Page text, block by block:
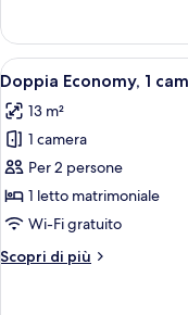
2
letti
singoli,
non
fumatori
Basic
con
2
letti
singoli,
2
letti
singoli,
non
fumatori
Apri
tutte
le
foto
per
Doppia
Economy,
camera
7
Doppia Economy, 1
13 m²
1 camera
Per 2 persone
1 letto matrimoniale
Wi-Fi gratuito
Scopri di più
Altri